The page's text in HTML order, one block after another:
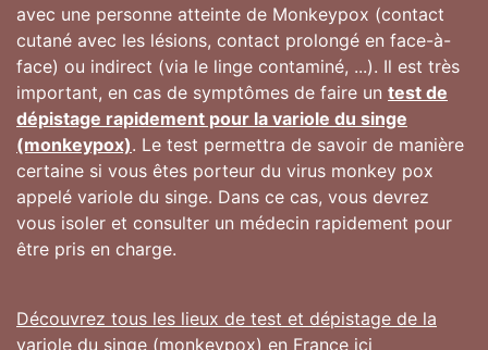
avec une personne atteinte de Monkeypox (contact
cutané avec les lésions, contact prolongé en face-à-
face) ou indirect (via le linge contaminé, ...). Il est très
important, en cas de symptômes de faire un test de
dépistage rapidement pour la variole du singe
(monkeypox). Le test permettra de savoir de manière
certaine si vous êtes porteur du virus monkey pox
appelé variole du singe. Dans ce cas, vous devrez
vous isoler et consulter un médecin rapidement pour
être pris en charge.
Découvrez tous les lieux de test et dépistage de la
variole du singe (monkeypox) en France ici